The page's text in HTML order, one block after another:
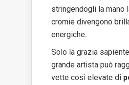
stringendogli la mano
cromie divengono
energiche.
Solo la grazia
grande artista può
vette così elevate di